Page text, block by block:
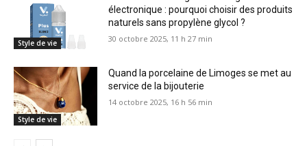
Style de vie
électronique : pourquoi choisir des produits
naturels sans propylène glycol ?
30 octobre 2025, 11 h 27 min
Style de vie
Quand la porcelaine de Limoges se met au
service de la bijouterie
14 octobre 2025, 16 h 56 min